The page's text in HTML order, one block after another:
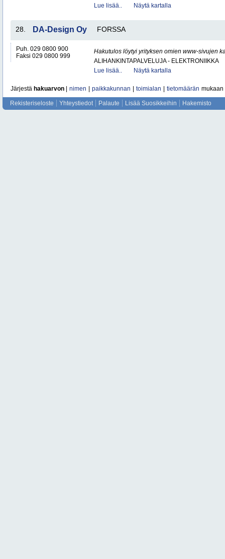
Lue lisää..
Näytä kartalla
28. DA-Design Oy FORSSA
Puh. 029 0800 900
Faksi 029 0800 999
Hakutulos löytyi yrityksen omien www-sivujen
ALIHANKINTAPALVELUJA - ELEKTRONIIKKA
Lue lisää..
Näytä kartalla
Järjestä hakuarvon nimen paikkakunnan toimialan tietomäärän mukaan
Rekisteriseloste Yhteystiedot Palaute Lisää Suosikkeihin Hakemisto